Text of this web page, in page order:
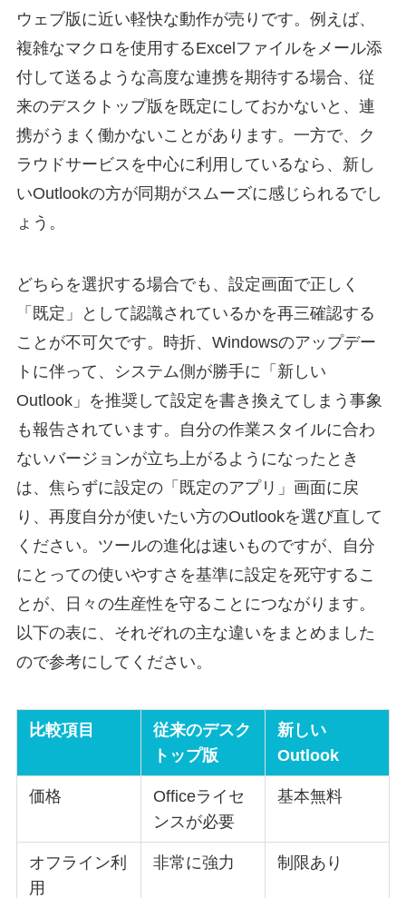
ウェブ版に近い軽快な動作が売りです。例えば、
複雑なマクロを使用するExcelファイルをメール添
付して送るような高度な連携を期待する場合、従
来のデスクトップ版を既定にしておかないと、連
携がうまく働かないことがあります。一方で、ク
ラウドサービスを中心に利用しているなら、新し
いOutlookの方が同期がスムーズに感じられるでし
ょう。
どちらを選択する場合でも、設定画面で正しく
「既定」として認識されているかを再三確認する
ことが不可欠です。時折、Windowsのアップデー
トに伴って、システム側が勝手に「新しい
Outlook」を推奨して設定を書き換えてしまう事象
も報告されています。自分の作業スタイルに合わ
ないバージョンが立ち上がるようになったとき
は、焦らずに設定の「既定のアプリ」画面に戻
り、再度自分が使いたい方のOutlookを選び直して
ください。ツールの進化は速いものですが、自分
にとっての使いやすさを基準に設定を死守するこ
とが、日々の生産性を守ることにつながります。
以下の表に、それぞれの主な違いをまとめました
ので参考にしてください。
比較項目
従来のデスク
トップ版
新しい
Outlook
価格
Officeライセ
ンスが必要
基本無料
オフライン利
用
非常に強力 制限あり